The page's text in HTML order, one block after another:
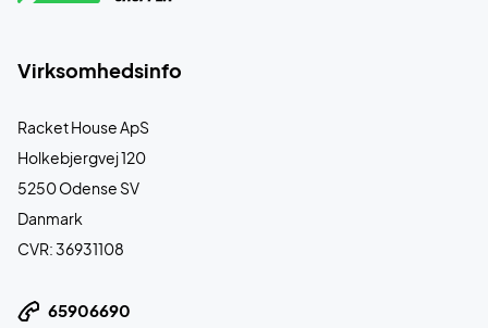
Virksomhedsinfo
Racket House ApS
Holkebjergvej 120
5250 Odense SV
Danmark
CVR: 36931108
65906690